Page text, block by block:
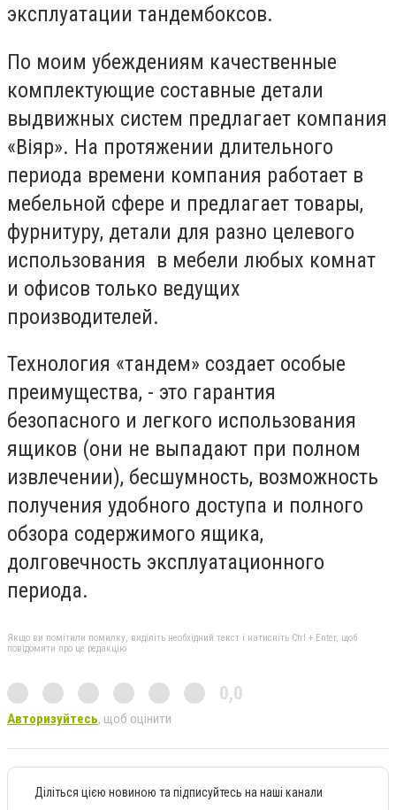
эксплуатации тандембоксов.
По моим убеждениям качественные
комплектующие составные детали
выдвижных систем предлагает компания
«Віяр». На протяжении длительного
периода времени компания работает в
мебельной сфере и предлагает товары,
фурнитуру, детали для разно целевого
использования в мебели любых комнат
и офисов только ведущих
производителей.
Технология «тандем» создает особые
преимущества, - это гарантия
безопасного и легкого использования
ящиков (они не выпадают при полном
извлечении), бесшумность, возможность
получения удобного доступа и полного
обзора содержимого ящика,
долговечность эксплуатационного
периода.
Якщо ви помітили помилку, виділіть необхідний текст і натисніть Ctrl + Enter, щоб
повідомити про це редакцію
0,0
Авторизуйтесь, щоб оцінити
Діліться цією новиною та підписуйтесь на наші канали